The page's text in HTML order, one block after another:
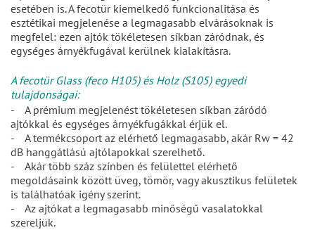
esetében is. A fecotür kiemelkedő funkcionalitása és
esztétikai megjelenése a legmagasabb elvárásoknak is
megfelel: ezen ajtók tökéletesen síkban záródnak, és
egységes árnyékfugával kerülnek kialakításra.
A fecotür Glass (feco H105) és Holz (S105) egyedi
tulajdonságai:
- A prémium megjelenést tökéletesen síkban záródó
ajtókkal és egységes árnyékfugákkal érjük el.
- A termékcsoport az elérhető legmagasabb, akár Rw = 42
dB hanggátlású ajtólapokkal szerelhető.
- Akár több száz színben és felülettel elérhető
megoldásaink között üveg, tömör, vagy akusztikus felületek
is találhatóak igény szerint.
- Az ajtókat a legmagasabb minőségű vasalatokkal
szereljük.